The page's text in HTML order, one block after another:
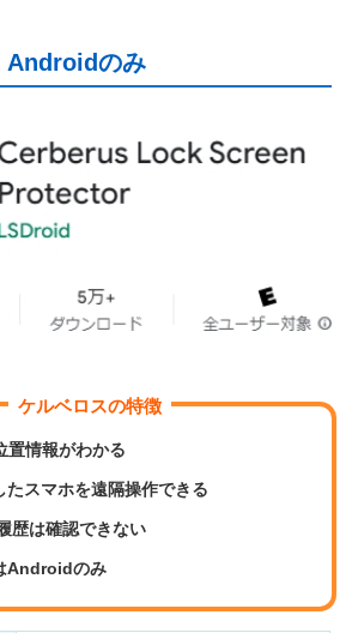
Androidのみ
ケルベロスの特徴
置情報がわかる
たスマホを遠隔操作できる
歴は確認できない
Androidのみ